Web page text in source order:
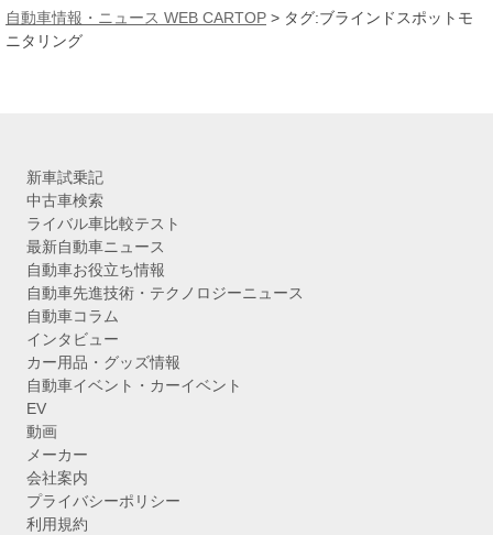
カ
イ
自動車情報・ニュース WEB CARTOP > タグ:ブラインドスポットモ
ニタリング
新車試乗記
中古車検索
ライバル車比較テスト
最新自動車ニュース
自動車お役立ち情報
自動車先進技術・テクノロジーニュース
自動車コラム
インタビュー
カー用品・グッズ情報
自動車イベント・カーイベント
EV
動画
メーカー
会社案内
プライバシーポリシー
利用規約